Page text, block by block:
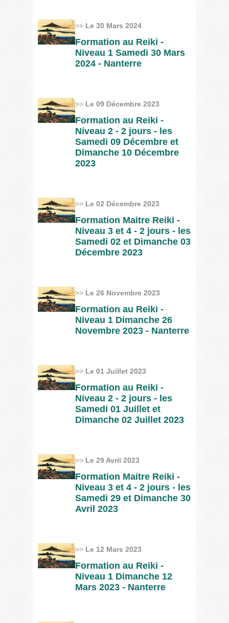
>> Le 30 Mars 2024
Formation au Reiki -
Niveau 1 Samedi 30 Mars
2024 - Nanterre
>> Le 09 Décembre 2023
Formation au Reiki -
Niveau 2 - 2 jours - les
Samedi 09 Décembre et
Dimanche 10 Décembre
2023
>> Le 02 Décembre 2023
Formation Maitre Reiki -
Niveau 3 et 4 - 2 jours - les
Samedi 02 et Dimanche 03
Décembre 2023
>> Le 26 Novembre 2023
Formation au Reiki -
Niveau 1 Dimanche 26
Novembre 2023 - Nanterre
>> Le 01 Juillet 2023
Formation au Reiki -
Niveau 2 - 2 jours - les
Samedi 01 Juillet et
Dimanche 02 Juillet 2023
>> Le 29 Avril 2023
Formation Maitre Reiki -
Niveau 3 et 4 - 2 jours - les
Samedi 29 et Dimanche 30
Avril 2023
>> Le 12 Mars 2023
Formation au Reiki -
Niveau 1 Dimanche 12
Mars 2023 - Nanterre